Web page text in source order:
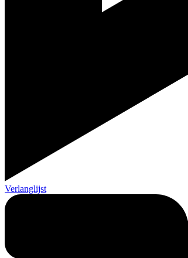
Verlanglijst